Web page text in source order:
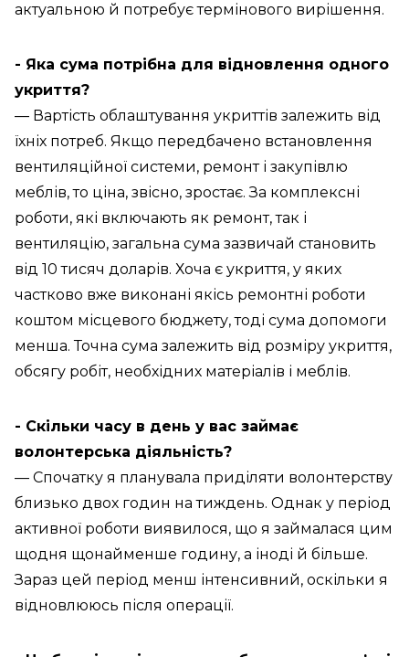
актуальною й потребує термінового вирішення.
- Яка сума потрібна для відновлення одного
укриття?
— Вартість облаштування укриттів залежить від
їхніх потреб. Якщо передбачено встановлення
вентиляційної системи, ремонт і закупівлю
меблів, то ціна, звісно, зростає. За комплексні
роботи, які включають як ремонт, так і
вентиляцію, загальна сума зазвичай становить
від 10 тисяч доларів. Хоча є укриття, у яких
частково вже виконані якісь ремонтні роботи
коштом місцевого бюджету, тоді сума допомоги
менша. Точна сума залежить від розміру укриття,
обсягу робіт, необхідних матеріалів і меблів.
- Скільки часу в день у вас займає
волонтерська діяльність?
— Спочатку я планувала приділяти волонтерству
близько двох годин на тиждень. Однак у період
активної роботи виявилося, що я займалася цим
щодня щонайменше годину, а іноді й більше.
Зараз цей період менш інтенсивний, оскільки я
відновлююсь після операції.